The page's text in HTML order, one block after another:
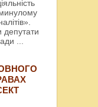
депутати